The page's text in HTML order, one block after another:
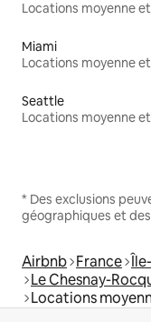
Miami
Seattle
* Des exclusions
géographiques et
Airbnb France
Le Chesnay-
Locations